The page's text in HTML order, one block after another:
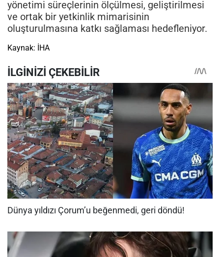
yönetimi süreçlerinin ölçülmesi, geliştirilmesi
ve ortak bir yetkinlik mimarisinin
oluşturulmasına katkı sağlaması hedefleniyor.
Kaynak: İHA